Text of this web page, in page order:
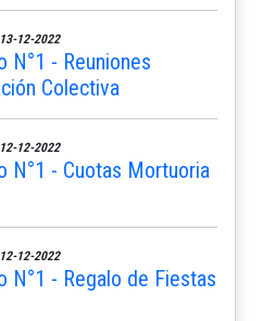
13-12-2022
N°1 - Reuniones
Colectiva
12-12-2022
N°1 - Cuotas Mortuoria
12-12-2022
N°1 - Regalo de Fiestas